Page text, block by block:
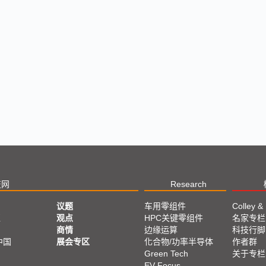
Research
国
议题
观点
商情
展会专区
车用零组件
HPC关键零组件
边缘运算
化合物/功率半导体
Green Tech
Colley &
名家专栏
科技行脚
作者群
关于专栏